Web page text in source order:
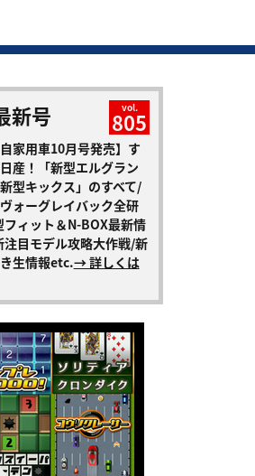
新号 vol.
805
自家用車10月号発売】す
産！「新型エルグラン
型キックス」のすべて/
ォーグレイバック全研
フィット＆N-BOX最新情
注目モデル攻略大作戦/新
生情報etc.→ 詳しくは